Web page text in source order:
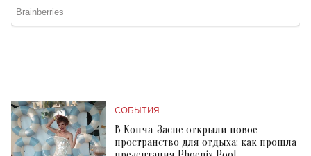
СОБЫТИЯ
В Конча-Заспе открыли новое
пространство для отдыха: как прошла